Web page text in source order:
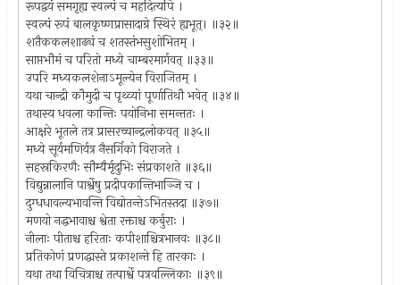
रूपद्वयं समगृह्य स्वल्पं च महदित्यपि ।
स्वल्पं रूपं बालकृष्णप्रासादाग्रे स्थिरं ह्यभूत्। ॥३२॥
शतैककलशाढ्यं च शतस्तंभसुशोभितम् ।
साप्तभौमं च परितो मध्ये चाम्बरमार्गवत् ॥३३॥
उपरि मध्यकलशेनाऽमूल्येन विराजितम् ।
यथा चान्द्री कौमुदी च पृथ्व्यां पूर्णातिथौ भवेत् ॥३४॥
तथास्य धवला कान्तिः पयोनिभा समन्ततः ।
आक्षरे भूतले तत्र प्रासरच्चान्द्रलोकवत् ॥३५॥
मध्ये सूर्यमणिर्यत्र नैसर्गिको विराजते ।
सहस्रकिरणैः सौम्यैर्मृदुभिः संप्रकाशते ॥३६॥
विद्युन्नालानि पार्श्वेषु प्रदीपकान्तिभाञ्जि च ।
दुग्धधावल्यभावन्ति विद्योतन्तेऽभितस्तदा ॥३७॥
मणयो नद्धभावाश्च श्वेता रक्ताश्च कर्बुराः ।
नीलाः पीताश्च हरिताः कपीशाश्चित्रभानवः ॥३८॥
प्रतिकोणं प्रणद्धास्ते प्रकाशन्ते हि तारकाः ।
यथा तथा विचित्राश्च तत्पार्श्वे पत्रवल्लिकाः ॥३९॥